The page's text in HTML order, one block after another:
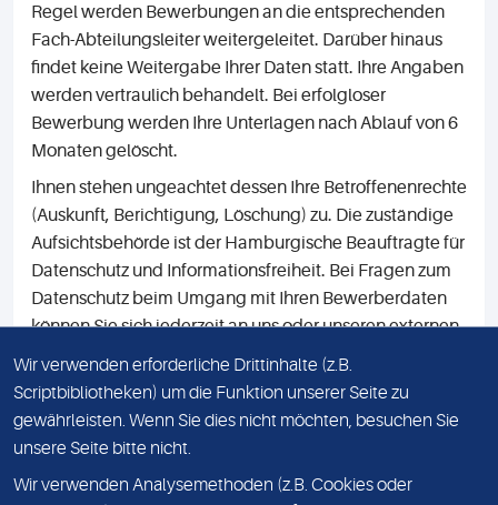
Regel werden Bewerbungen an die entsprechenden
Fach-Abteilungsleiter weitergeleitet. Darüber hinaus
findet keine Weitergabe Ihrer Daten statt. Ihre Angaben
werden vertraulich behandelt. Bei erfolgloser
Bewerbung werden Ihre Unterlagen nach Ablauf von 6
Monaten gelöscht.
Ihnen stehen ungeachtet dessen Ihre Betroffenenrechte
(Auskunft, Berichtigung, Löschung) zu. Die zuständige
Aufsichtsbehörde ist der Hamburgische Beauftragte für
Datenschutz und Informationsfreiheit. Bei Fragen zum
Datenschutz beim Umgang mit Ihren Bewerberdaten
können Sie sich jederzeit an uns oder unseren externen
betrieblichen Datenschutzbeauftragten wenden.
Weitere Hinweise zum Datenschutz entnehmen Sie
bitte derDatenschutzerklärung.
Wir verwenden erforderliche Drittinhalte (z.B.
Scriptbibliotheken) um die Funktion unserer Seite zu
gewährleisten. Wenn Sie dies nicht möchten, besuchen Sie
unsere Seite bitte nicht.
Wir verwenden Analysemethoden (z.B. Cookies oder